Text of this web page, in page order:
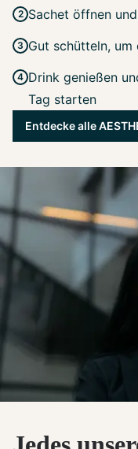
Sachet öffnen
Gut schütteln, um
Drink genießen
Tag starten
Entdecke alle